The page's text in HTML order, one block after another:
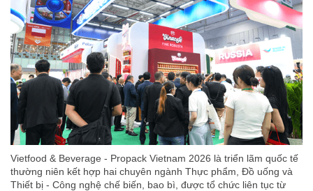
Vietfood & Beverage - Propack Vietnam 2026 là triển lãm quốc tế
thường niên kết hợp hai chuyên ngành Thực phẩm, Đồ uống và
Thiết bị - Công nghệ chế biến, bao bì, được tổ chức liên tục từ